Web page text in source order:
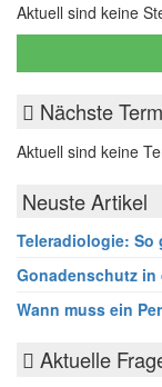
Aktuell sind keine
Nächste
Aktuell sind keine
Neuste Artikel
Teleradiologie:
Gonadenschutz in
Wann muss ein
Aktuelle